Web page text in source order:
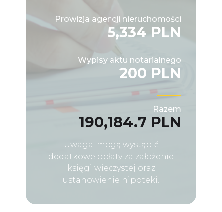
Prowizja agencji nieruchomości
5,334 PLN
Wypisy aktu notarialnego
200 PLN
Razem
190,184.7 PLN
Uwaga: mogą wystąpić
dodatkowe opłaty za założenie
księgi wieczystej oraz
ustanowienie hipoteki.